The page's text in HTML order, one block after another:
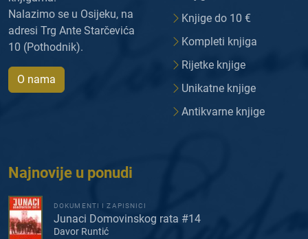
Nalazimo se u Osijeku, na
adresi Trg Ante Starčevića
10 (Pothodnik).
O nama
Knjige do 10 €
Kompleti knjiga
Rijetke knjige
Unikatne knjige
Antikvarne knjige
Najnovije u ponudi
DOKUMENTI I ZAPISNICI
Junaci Domovinskog rata #14
Davor Runtić